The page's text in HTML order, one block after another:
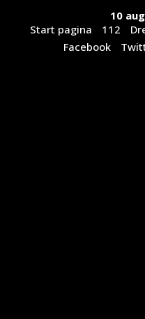
10
Start pagina
112
Facebook